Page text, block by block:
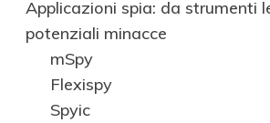
Applicazioni spia: da strumenti
potenziali minacce
mSpy
Flexispy
Spyic